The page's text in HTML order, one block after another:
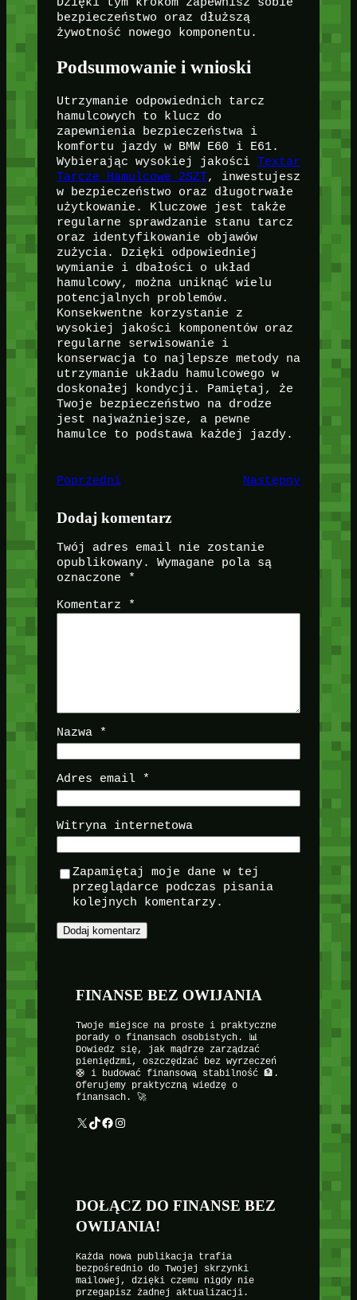
bezpieczeństwo oraz dłuższą
żywotność nowego komponentu.
Podsumowanie i wnioski
Utrzymanie odpowiednich tarcz
hamulcowych to klucz do
zapewnienia bezpieczeństwa i
komfortu jazdy w BMW E60 i E61.
Wybierając wysokiej jakości Textar
Tarcze Hamulcowe 2SZT, inwestujesz
w bezpieczeństwo oraz długotrwałe
użytkowanie. Kluczowe jest także
regularne sprawdzanie stanu tarcz
oraz identyfikowanie objawów
zużycia. Dzięki odpowiedniej
wymianie i dbałości o układ
hamulcowy, można uniknąć wielu
potencjalnych problemów.
Konsekwentne korzystanie z
wysokiej jakości komponentów oraz
regularne serwisowanie i
konserwacja to najlepsze metody na
utrzymanie układu hamulcowego w
doskonałej kondycji. Pamiętaj, że
Twoje bezpieczeństwo na drodze
jest najważniejsze, a pewne
hamulce to podstawa każdej jazdy.
Poprzedni Następny
Dodaj komentarz
Twój adres email nie zostanie
opublikowany.
Wymagane pola są
oznaczone
*
Komentarz *
Nazwa *
Adres email *
Witryna internetowa
Zapamiętaj moje dane w tej
przeglądarce podczas pisania
kolejnych komentarzy.
FINANSE BEZ OWIJANIA
Twoje miejsce na proste i praktyczne
porady o finansach osobistych. 📊
Dowiedz się, jak mądrze zarządzać
pieniędzmi, oszczędzać bez wyrzeczeń
🛟 i budować finansową stabilność 🏦.
Oferujemy praktyczną wiedzę o
finansach. 🚀
X TikTok Facebook Instagram
DOŁĄCZ DO FINANSE BEZ
OWIJANIA!
Każda nowa publikacja trafia
bezpośrednio do Twojej skrzynki
mailowej, dzięki czemu nigdy nie
przegapisz żadnej aktualizacji.